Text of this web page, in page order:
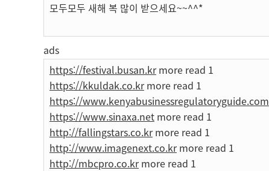
모두모두 새해 복 많이 받으세요~~^^*
ads
https://festival.busan.krmore read 1
https://kkuldak.co.krmore read 1
https://www.kenyabusinessregulatoryguide.com
https://www.sinaxa.net more read 1
http://fallingstars.co.krmore read 1
http://www.imagenext.co.krmore read 1
http://mbcpro.co.krmore read 1